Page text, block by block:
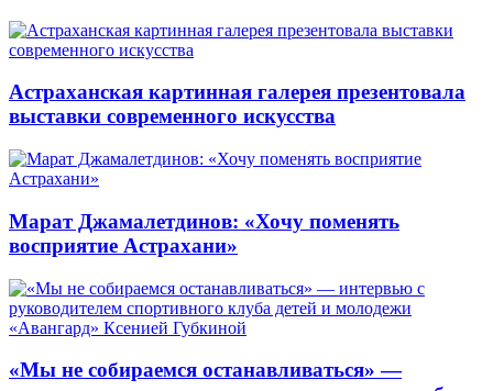
Астраханская картинная галерея презентовала
выставки современного искусства
Марат Джамалетдинов: «Хочу поменять
восприятие Астрахани»
«Мы не собираемся останавливаться» —